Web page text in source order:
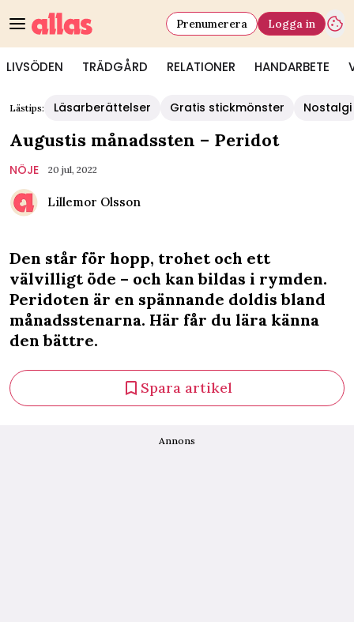
LIVSÖDEN TRÄDGÅRD RELATIONER HANDARBETE
Prenumerera Logga in
Lästips: Läsarberättelser Gratis stickmönster Nostalgi
Augustis månadssten – Peridot
NÖJE 20 jul, 2022
Lillemor Olsson
Den står för hopp, trohet och ett
välvilligt öde – och kan bildas i rymden.
Peridoten är en spännande doldis bland
månadsstenarna. Här får du lära känna
den bättre.
Spara artikel
Annons